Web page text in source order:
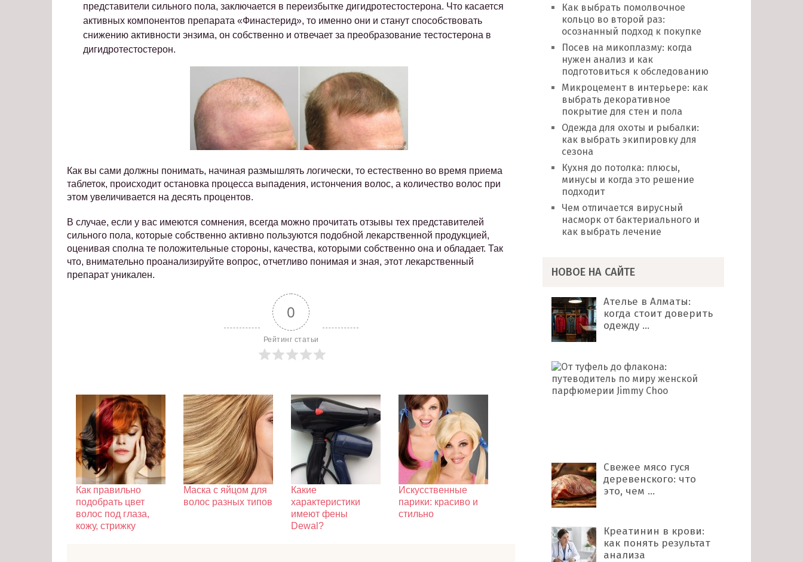
представители сильного пола, заключается в переизбытке дигидротестостерона. Что касается
активных компонентов препарата «Финастерид», то именно они и станут способствовать
снижению активности энзима, он собственно и отвечает за преобразование тестостерона в
дигидротестостерон.
Как вы сами должны понимать, начиная размышлять логически, то естественно во время приема
таблеток, происходит остановка процесса выпадения, истончения волос, а количество волос при
этом увеличивается на десять процентов.
В случае, если у вас имеются сомнения, всегда можно прочитать отзывы тех представителей
сильного пола, которые собственно активно пользуются подобной лекарственной продукцией,
оценивая сполна те положительные стороны, качества, которыми собственно она и обладает. Так
что, внимательно проанализируйте вопрос, отчетливо понимая и зная, этот лекарственный
препарат уникален.
0
Рейтинг статьи
Как правильно
подобрать цвет
волос под глаза,
кожу, стрижку
Маска с яйцом для
волос разных типов
Какие
характеристики
имеют фены
Dewal?
Искусственные
парики: красиво и
стильно
Как выбрать помолвочное
кольцо во второй раз:
осознанный подход к покупке
Посев на микоплазму: когда
нужен анализ и как
подготовиться к обследованию
Микроцемент в интерьере: как
выбрать декоративное
покрытие для стен и пола
Одежда для охоты и рыбалки:
как выбрать экипировку для
сезона
Кухня до потолка: плюсы,
минусы и когда это решение
подходит
Чем отличается вирусный
насморк от бактериального и
как выбрать лечение
НОВОЕ НА САЙТЕ
Ателье в Алматы:
когда стоит доверить
одежду …
Свежее мясо гуся
деревенского: что
это, чем …
Креатинин в крови:
как понять результат
анализа